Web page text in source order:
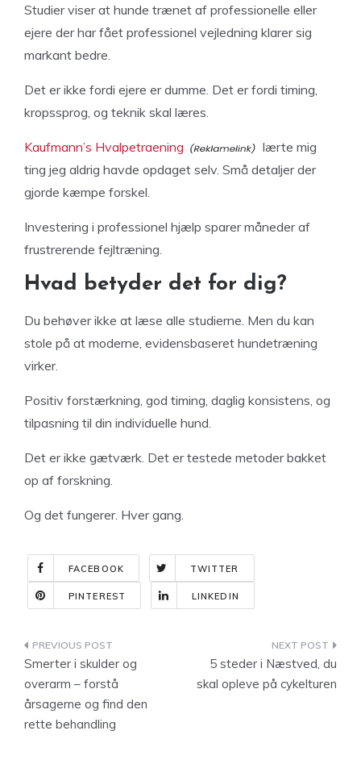
Studier viser at hunde trænet af professionelle eller
ejere der har fået professionel vejledning klarer sig
markant bedre.
Det er ikke fordi ejere er dumme. Det er fordi timing,
kropssprog, og teknik skal læres.
Kaufmann’s Hvalpetraening
lærte mig
ting jeg aldrig havde opdaget selv. Små detaljer der
gjorde kæmpe forskel.
Investering i professionel hjælp sparer måneder af
frustrerende fejltræning.
Hvad betyder det for dig?
Du behøver ikke at læse alle studierne. Men du kan
stole på at moderne, evidensbaseret hundetræning
virker.
Positiv forstærkning, god timing, daglig konsistens, og
tilpasning til din individuelle hund.
Det er ikke gætværk. Det er testede metoder bakket
op af forskning.
Og det fungerer. Hver gang.
FACEBOOK TWITTER
PINTEREST LINKEDIN
Indlægsnavigation
Smerter i skulder og
overarm – forstå
årsagerne og find den
rette behandling
5 steder i Næstved, du
skal opleve på cykelturen